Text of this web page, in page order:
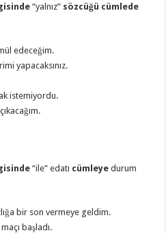
“yalnız” sözcüğü cümlede
edeceğim.
yapacaksınız.
istemiyordu.
“ile” edatı cümleye durum
bir son vermeye geldim.
başladı.